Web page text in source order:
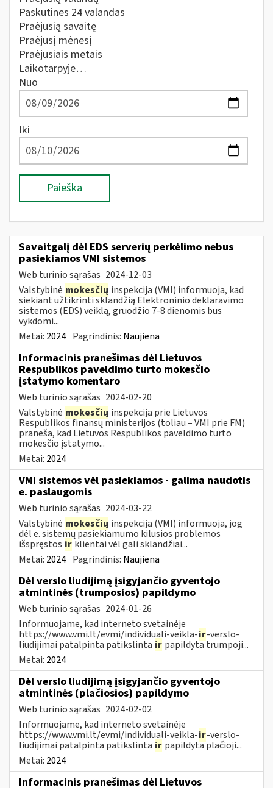
Paskutines 24 valandas
Praėjusią savaitę
Praėjusį mėnesį
Praėjusiais metais
Laikotarpyje…
Nuo
Iki
Paieška
Savaitgalį dėl EDS serverių perkėlimo nebus
pasiekiamos VMI sistemos
Web turinio sąrašas 2024-12-03
Valstybinė mokesčių inspekcija (VMI) informuoja, kad
siekiant užtikrinti sklandžią Elektroninio deklaravimo
sistemos (EDS) veiklą, gruodžio 7-8 dienomis bus
vykdomi...
Metai: 2024 Pagrindinis: Naujiena
Informacinis pranešimas dėl Lietuvos
Respublikos paveldimo turto mokesčio
įstatymo komentaro
Web turinio sąrašas 2024-02-20
Valstybinė mokesčių inspekcija prie Lietuvos
Respublikos finansų ministerijos (toliau – VMI prie FM)
praneša, kad Lietuvos Respublikos paveldimo turto
mokesčio įstatymo...
Metai: 2024
VMI sistemos vėl pasiekiamos - galima naudotis
e. paslaugomis
Web turinio sąrašas 2024-03-22
Valstybinė mokesčių inspekcija (VMI) informuoja, jog
dėl e. sistemų pasiekiamumo kilusios problemos
išspręstos ir klientai vėl gali sklandžiai...
Metai: 2024 Pagrindinis: Naujiena
Dėl verslo liudijimą įsigyjančio gyventojo
atmintinės (trumposios) papildymo
Web turinio sąrašas 2024-01-26
Informuojame, kad interneto svetainėje
https://www.vmi.lt/evmi/individuali-veikla-ir-verslo-
liudijimai patalpinta patikslinta ir papildyta trumpoji...
Metai: 2024
Dėl verslo liudijimą įsigyjančio gyventojo
atmintinės (plačiosios) papildymo
Web turinio sąrašas 2024-02-02
Informuojame, kad interneto svetainėje
https://www.vmi.lt/evmi/individuali-veikla-ir-verslo-
liudijimai patalpinta patikslinta ir papildyta plačioji...
Metai: 2024
Informacinis pranešimas dėl Lietuvos